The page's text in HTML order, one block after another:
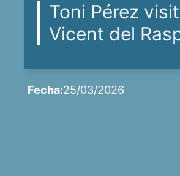
Toni Pérez
Vicent del
Fecha:25/03/2026